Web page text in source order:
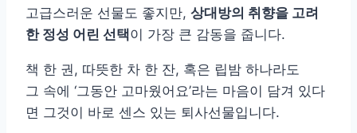
고급스러운 선물도 좋지만, 상대방의 취향을 고려
한 정성 어린 선택이 가장 큰 감동을 줍니다.
책 한 권, 따뜻한 차 한 잔, 혹은 립밤 하나라도
그 속에 ‘그동안 고마웠어요’라는 마음이 담겨 있다
면 그것이 바로 센스 있는 퇴사선물입니다.